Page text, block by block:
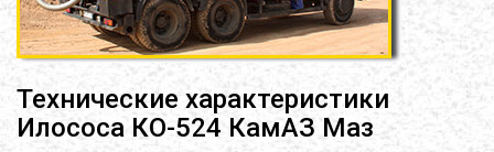
Технические характеристики
Илососа КО-524 КамАЗ Маз